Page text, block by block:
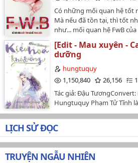
41,
42,
43,
44,
45,
46,
47,
48,
49,
Có những mối quan hệ tốt
Mà nếu đã tồn tại, thì tốt
như... mối quan hệ FwB
cuộc.Sun.TÁC PHẨM CHỈ
TÀI KHOẢN
23h50, 8/6/2021.Ended:
[Edit - Mau xuyên -
dưỡng
hungtuquy
1,150,840
26,156
Tác giả: Đậu
Hungtuquy Phạm Tử Tĩnh
quản lý cục thời không, từ
tổ công lược thịt văn. Từ
đường, mỗi ngày đều dựa
qua.Toàn văn 1V1, có cốt
toàn thịt.…
LỊCH SỬ ĐỌC
TRUYỆN NGẪU NHIÊN